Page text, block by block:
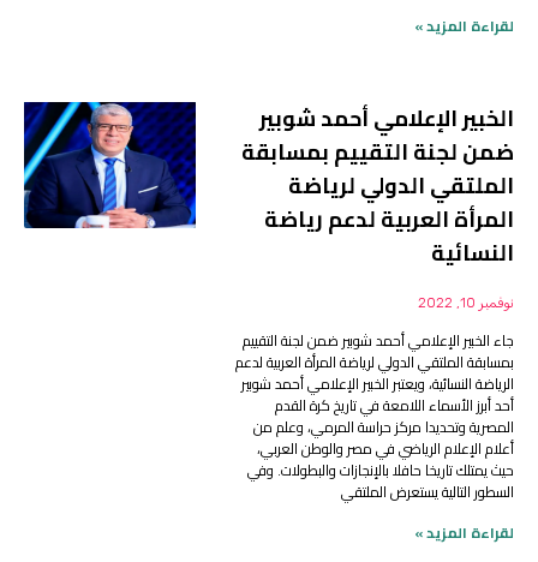
لقراءة المزيد »
الخبير الإعلامي أحمد شوبير
ضمن لجنة التقييم بمسابقة
الملتقي الدولي لرياضة
المرأة العربية لدعم رياضة
النسائية
نوفمبر 10, 2022
جاء الخبير الإعلامي أحمد شوبير ضمن لجنة التقييم
بمسابقة الملتقي الدولي لرياضة المرأة العربية لدعم
الرياضة النسائية، ويعتبر الخبير الإعلامي أحمد شوبير
أحد أبرز الأسماء اللامعة في تاريخ كرة القدم
المصرية وتحديدا مركز حراسة المرمي، وعلم من
أعلام الإعلام الرياضي في مصر والوطن العربي،
حيث يمتلك تاريخا حافلا بالإنجازات والبطولات. وفي
السطور التالية يستعرض الملتقي
لقراءة المزيد »